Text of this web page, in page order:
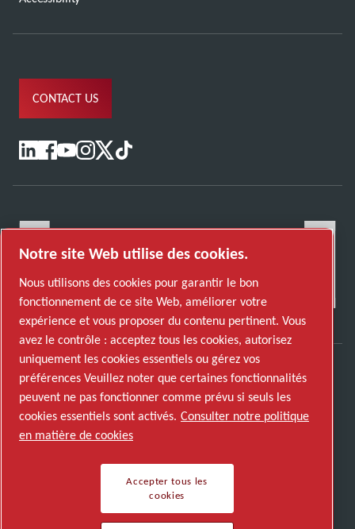
CONTACT US
Découvrez comment le groupe Atlas Copco met
en œuvre une technologie qui transforme
l'avenir.
Visitez le site Web Atlas Copco Group
Membre Atlas Copco Group
© 2026 Copyright. All rights reserved.
Notre site Web utilise des cookies.
Nous utilisons des cookies pour garantir le bon
fonctionnement de ce site Web, améliorer votre
expérience et vous proposer du contenu pertinent. Vous
avez le contrôle : acceptez tous les cookies, autorisez
uniquement les cookies essentiels ou gérez vos
préférences Veuillez noter que certaines fonctionnalités
peuvent ne pas fonctionner comme prévu si seuls les
cookies essentiels sont activés. Consulter notre politique
en matière de cookies
Accepter tous les
cookies